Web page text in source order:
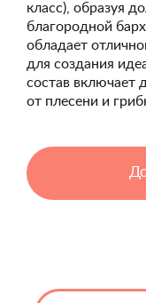
класс), образуя
благородной
обладает
для создания
состав включает
от плесени и